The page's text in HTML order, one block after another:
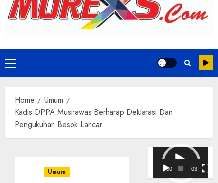
Primary
Menu
Home
Umum
Kadis DPPA Musirawas Berharap Deklarasi Dan
Pengukuhan Besok Lancar
Umum
Pemutar
Video
00:00 03:08